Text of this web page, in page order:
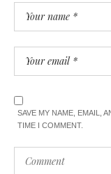
SAVE MY NAME, EMAIL,
TIME I COMMENT.